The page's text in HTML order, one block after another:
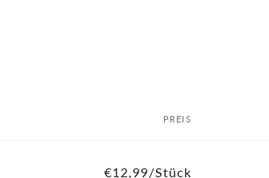
PREIS
€12,99/Stück